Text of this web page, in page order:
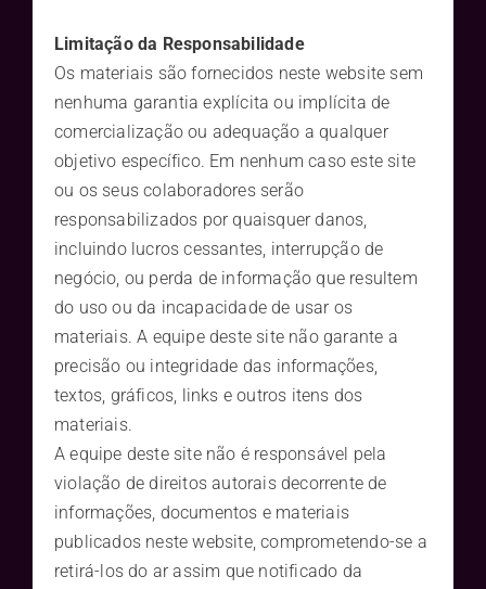
Limitação da Responsabilidade
Os materiais são fornecidos neste website sem
nenhuma garantia explícita ou implícita de
comercialização ou adequação a qualquer
objetivo específico. Em nenhum caso este site
ou os seus colaboradores serão
responsabilizados por quaisquer danos,
incluindo lucros cessantes, interrupção de
negócio, ou perda de informação que resultem
do uso ou da incapacidade de usar os
materiais. A equipe deste site não garante a
precisão ou integridade das informações,
textos, gráficos, links e outros itens dos
materiais.
A equipe deste site não é responsável pela
violação de direitos autorais decorrente de
informações, documentos e materiais
publicados neste website, comprometendo-se a
retirá-los do ar assim que notificado da